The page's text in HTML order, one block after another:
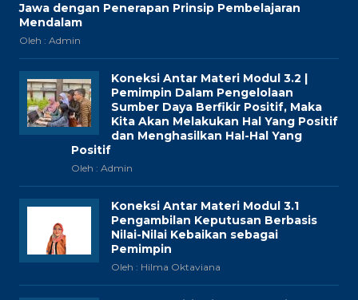
Jawa dengan Penerapan Prinsip Pembelajaran
Mendalam
Oleh : Admin
Koneksi Antar Materi Modul 3.2 |
Pemimpin Dalam Pengelolaan
Sumber Daya Berfikir Positif, Maka
Kita Akan Melakukan Hal Yang Positif
dan Menghasilkan Hal-Hal Yang
Positif
Oleh : Admin
Koneksi Antar Materi Modul 3.1
Pengambilan Keputusan Berbasis
Nilai-Nilai Kebaikan sebagai
Pemimpin
Oleh : Hilma Oktaviana